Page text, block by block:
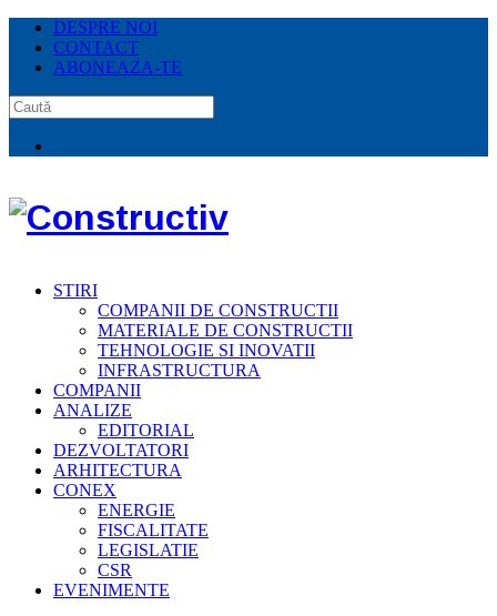
DESPRE NOI
CONTACT
ABONEAZA-TE
STIRI
COMPANII DE CONSTRUCTII
MATERIALE DE CONSTRUCTII
TEHNOLOGIE SI INOVATII
INFRASTRUCTURA
COMPANII
ANALIZE
EDITORIAL
DEZVOLTATORI
ARHITECTURA
CONEX
ENERGIE
FISCALITATE
LEGISLATIE
CSR
EVENIMENTE